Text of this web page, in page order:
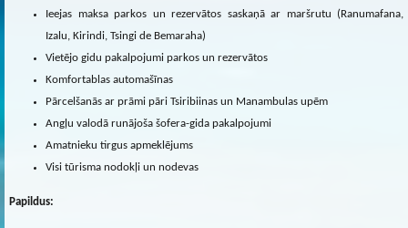
Ieejas maksa parkos un rezervātos saskaņā ar maršrutu (Ranumafana,
Izalu, Kirindi, Tsingi de Bemaraha)
Vietējo gidu pakalpojumi parkos un rezervātos
Komfortablas automašīnas
Pārcelšanās ar prāmi pāri Tsiribiinas un Manambulas upēm
Angļu valodā runājoša šofera-gida pakalpojumi
Amatnieku tirgus apmeklējums
Visi tūrisma nodokļi un nodevas
Papildus: